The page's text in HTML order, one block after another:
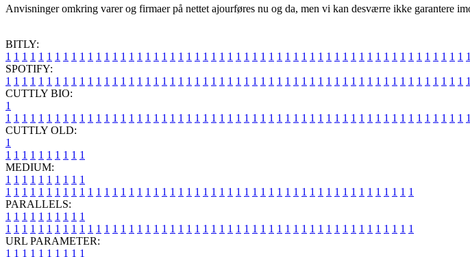
Anvisninger omkring varer og firmaer på nettet ajourføres nu og da, men vi kan desværre ikke garantere
BITLY:
1 1 1 1 1 1 1 1 1 1 1 1 1 1 1 1 1 1 1 1 1 1 1 1 1 1 1 1 1 1 1 1 1 1 1 1 1 1 1 1 1 1 1 1 1 1 1 1 1 1 1 1 1 1 1 1 1
SPOTIFY:
1 1 1 1 1 1 1 1 1 1 1 1 1 1 1 1 1 1 1 1 1 1 1 1 1 1 1 1 1 1 1 1 1 1 1 1 1 1 1 1 1 1 1 1 1 1 1 1 1 1 1 1 1 1 1 1 1
CUTTLY BIO:
1
1 1 1 1 1 1 1 1 1 1 1 1 1 1 1 1 1 1 1 1 1 1 1 1 1 1 1 1 1 1 1 1 1 1 1 1 1 1 1 1 1 1 1 1 1 1 1 1 1 1 1 1 1 1 1 1 1
CUTTLY OLD:
1
1 1 1 1 1 1 1 1 1 1
MEDIUM:
1 1 1 1 1 1 1 1 1 1
1 1 1 1 1 1 1 1 1 1 1 1 1 1 1 1 1 1 1 1 1 1 1 1 1 1 1 1 1 1 1 1 1 1 1 1 1 1 1 1 1 1 1 1 1 1 1 1 1 1
PARALLELS:
1 1 1 1 1 1 1 1 1 1
1 1 1 1 1 1 1 1 1 1 1 1 1 1 1 1 1 1 1 1 1 1 1 1 1 1 1 1 1 1 1 1 1 1 1 1 1 1 1 1 1 1 1 1 1 1 1 1 1 1
URL PARAMETER:
1 1 1 1 1 1 1 1 1 1